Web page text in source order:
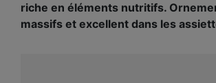
riche en éléments nutritifs.
massifs et excellent dans les